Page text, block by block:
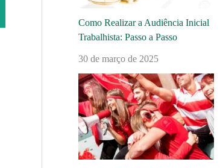
Como Realizar a Audiência Inicial
Trabalhista: Passo a Passo
30 de março de 2025